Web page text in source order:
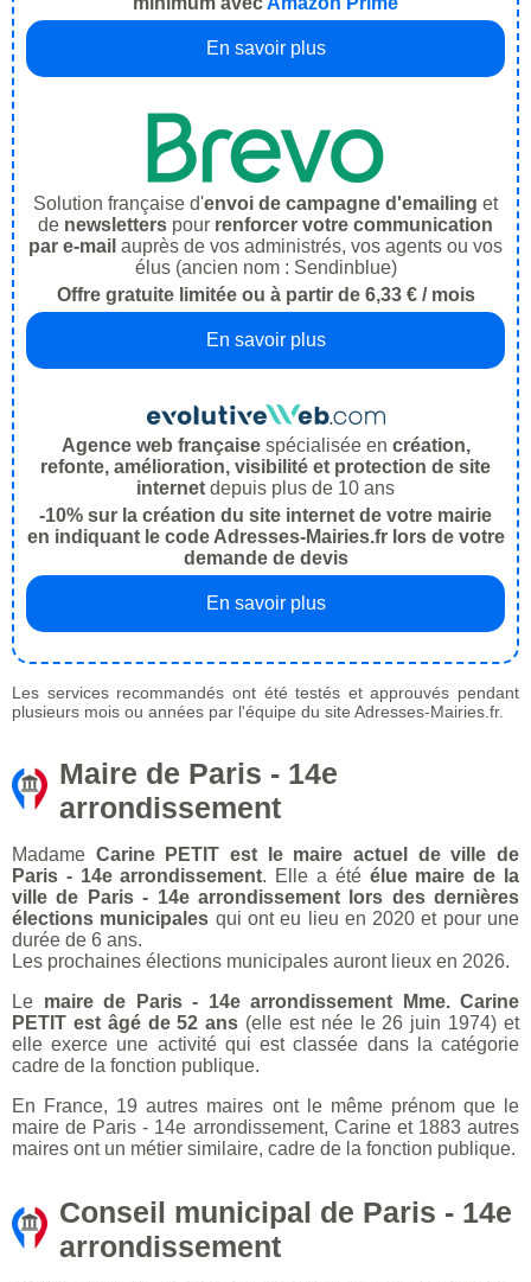
En savoir plus
Solution française d'envoi de campagne d'emailing et
de newsletters pour renforcer votre communication
par e-mail auprès de vos administrés, vos agents ou vos
élus (ancien nom : Sendinblue)
Offre gratuite limitée ou à partir de 6,33 € / mois
En savoir plus
Agence web françaisespécialisée en création,
refonte, amélioration, visibilité et protection de site
internet depuis plus de 10 ans
-10% sur la création du site internet de votre mairie
en indiquant le code Adresses-Mairies.fr lors de votre
demande de devis
En savoir plus
Les services recommandés ont été testés et approuvés pendant
plusieurs mois ou années par l'équipe du site Adresses-Mairies.fr.
Maire de Paris - 14e
arrondissement
Madame Carine PETIT est le maire actuel de ville de
Paris - 14e arrondissement. Elle a été élue maire de la
ville de Paris - 14e arrondissement lors des dernières
élections municipales qui ont eu lieu en 2020 et pour une
durée de 6 ans.
Les prochaines élections municipales auront lieux en 2026.
Le maire de Paris - 14e arrondissement Mme. Carine
PETIT est âgé de 52 ans (elle est née le 26 juin 1974) et
elle exerce une activité qui est classée dans la catégorie
cadre de la fonction publique.
En France, 19 autres maires ont le même prénom que le
maire de Paris - 14e arrondissement, Carine et 1883 autres
maires ont un métier similaire, cadre de la fonction publique.
Conseil municipal de Paris - 14e
arrondissement